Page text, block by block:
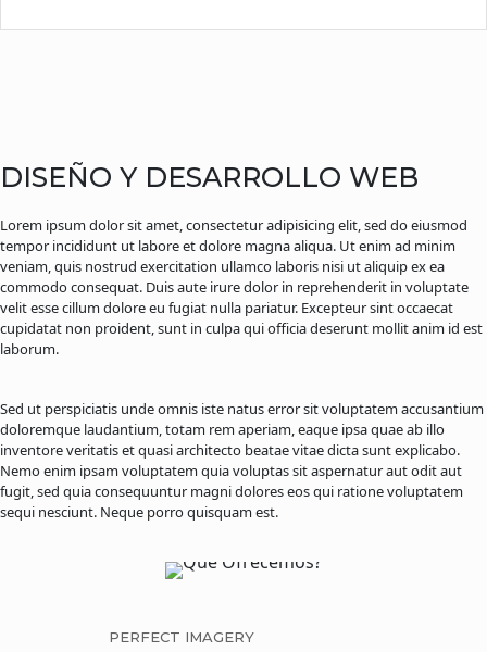
DISEÑO Y DESARROLLO WEB
Lorem ipsum dolor sit amet, consectetur adipisicing elit, sed do eiusmod
tempor incididunt ut labore et dolore magna aliqua. Ut enim ad minim
veniam, quis nostrud exercitation ullamco laboris nisi ut aliquip ex ea
commodo consequat. Duis aute irure dolor in reprehenderit in voluptate
velit esse cillum dolore eu fugiat nulla pariatur. Excepteur sint occaecat
cupidatat non proident, sunt in culpa qui officia deserunt mollit anim id est
laborum.
Sed ut perspiciatis unde omnis iste natus error sit voluptatem accusantium
doloremque laudantium, totam rem aperiam, eaque ipsa quae ab illo
inventore veritatis et quasi architecto beatae vitae dicta sunt explicabo.
Nemo enim ipsam voluptatem quia voluptas sit aspernatur aut odit aut
fugit, sed quia consequuntur magni dolores eos qui ratione voluptatem
sequi nesciunt. Neque porro quisquam est.
PERFECT IMAGERY